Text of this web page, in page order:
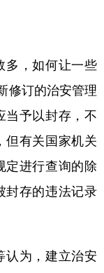
，如何让一些
修订的治安管理
当予以封存，不
但有关国家机关
定进行查询的除
封存的违法记录
为，建立治安